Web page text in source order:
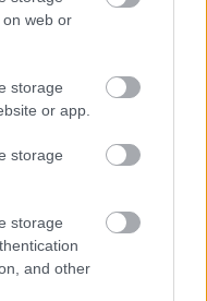
web or
storage
or app.
storage
storage
and other
fontos dologra